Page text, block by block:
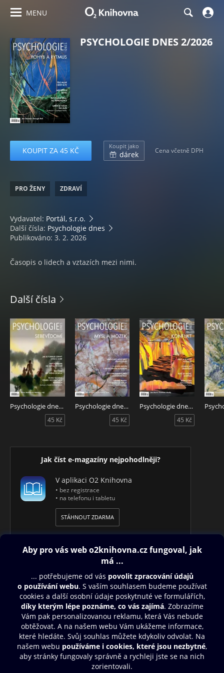
MENU
PSYCHOLOGIE DNES 2/2026
KOUPIT ZA 45 KČ Koupit jako
dárek Cena včetně DPH
PRO ŽENY ZDRAVÍ
Vydavatel: Portál, s.r.o.
Další čísla: Psychologie dnes
Publikováno: 3. 2. 2026
Časopis o lidech a vztazích mezi nimi.
Další čísla
Psychologie dnes 7-8/2026
45 Kč
Psychologie dnes 6/2026
45 Kč
Psychologie dnes 5/2026
45 Kč
Jak číst e-magazíny nejpohodlněji?
V aplikaci O2 Knihovna
• bez registrace
• na telefonu i tabletu
STÁHNOUT ZDARMA
Obsah ke stažení
Moje O2 Knihovna
Další zábava
© O2 Czech Republic a.s.